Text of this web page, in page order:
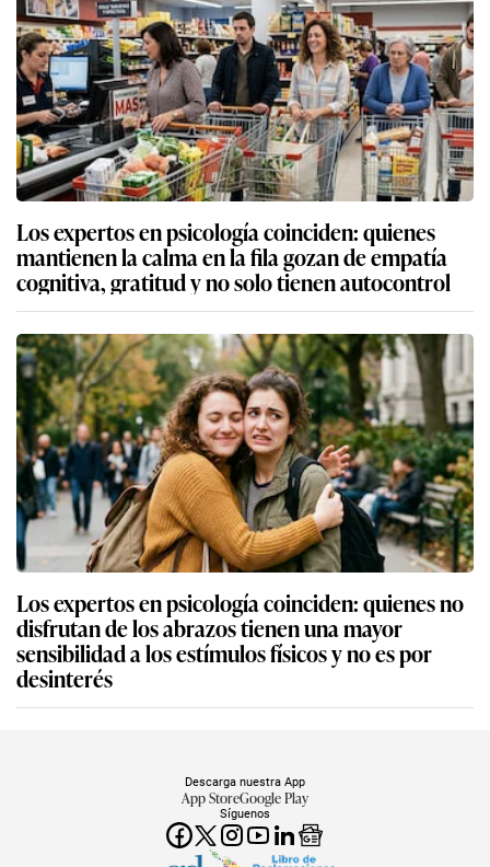
Los expertos en psicología coinciden: quienes
mantienen la calma en la fila gozan de empatía
cognitiva, gratitud y no solo tienen autocontrol
Los expertos en psicología coinciden: quienes no
disfrutan de los abrazos tienen una mayor
sensibilidad a los estímulos físicos y no es por
desinterés
Síguenos
Descarga nuestra App
App StoreGoogle Play